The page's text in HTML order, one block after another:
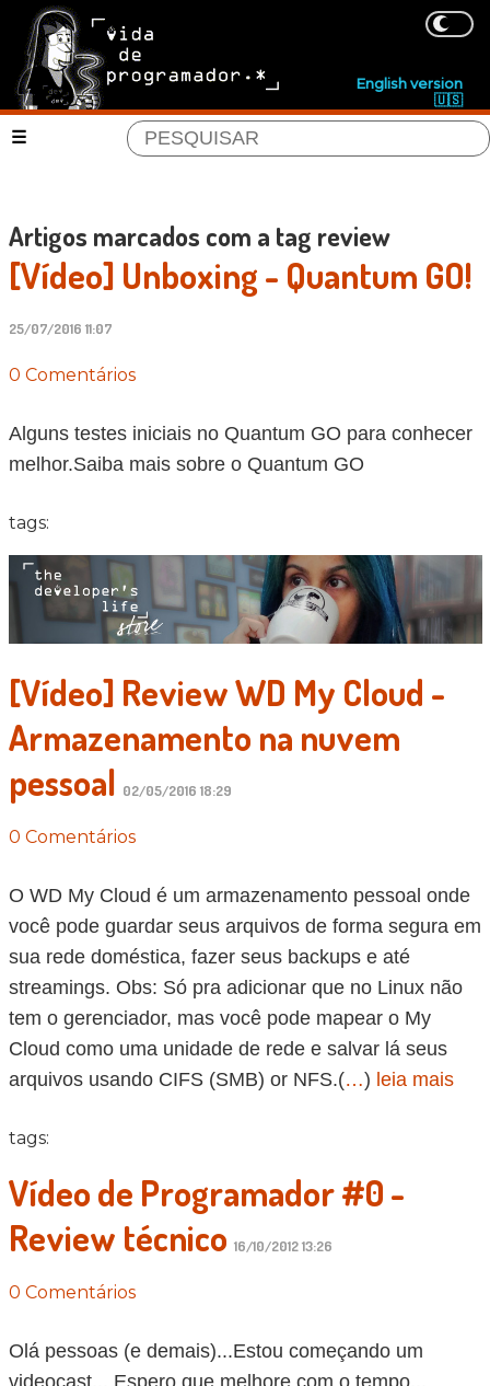
English version
🇺🇸
Artigos marcados com a tag review
[Vídeo] Unboxing - Quantum GO!
25/07/2016 11:07
0 Comentários
Alguns testes iniciais no Quantum GO para conhecer
melhor.Saiba mais sobre o Quantum GO
tags:
[Vídeo] Review WD My Cloud -
Armazenamento na nuvem
pessoal 02/05/2016 18:29
0 Comentários
O WD My Cloud é um armazenamento pessoal onde
você pode guardar seus arquivos de forma segura em
sua rede doméstica, fazer seus backups e até
streamings. Obs: Só pra adicionar que no Linux não
tem o gerenciador, mas você pode mapear o My
Cloud como uma unidade de rede e salvar lá seus
arquivos usando CIFS (SMB) or NFS.(…) leia mais
tags:
Vídeo de Programador #0 -
Review técnico 16/10/2012 13:26
0 Comentários
Olá pessoas (e demais)...Estou começando um